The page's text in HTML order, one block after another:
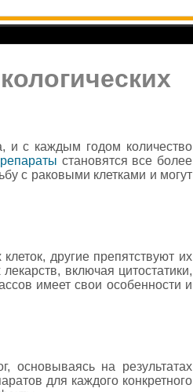
и с каждым годом количество
становятся все более
с раковыми клетками и могут
другие препятствуют их
включая цитостатики,
имеет свои особенности и
основываясь на результатах
для каждого конкретного